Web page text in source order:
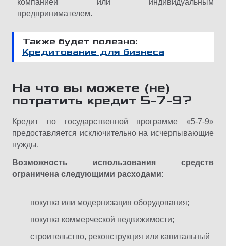
компанией или индивидуальным
предпринимателем.
Также будет полезно:
Кредитование для бизнеса
На что вы можете (не)
потратить кредит 5-7-9?
Кредит по государственной программе «5-7-9»
предоставляется исключительно на исчерпывающие
нужды.
Возможность использования средств
ограничена следующими расходами:
покупка или модернизация оборудования;
покупка коммерческой недвижимости;
строительство, реконструкция или капитальный